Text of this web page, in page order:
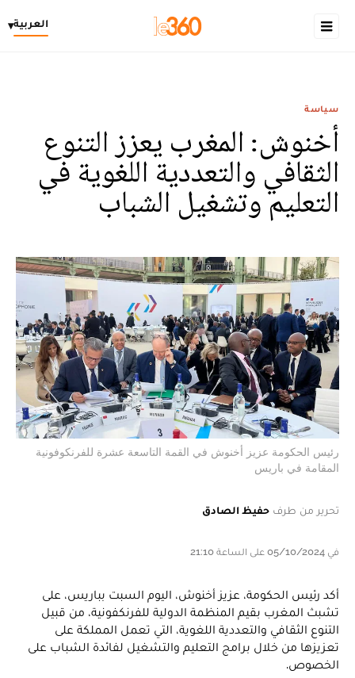
العربية▾
سياسة
أخنوش: المغرب يعزز التنوع
الثقافي والتعددية اللغوية في
التعليم وتشغيل الشباب
رئيس الحكومة عزيز أخنوش في القمة التاسعة عشرة للفرنكوفونية
المقامة في باريس
تحرير من طرف حفيظ الصادق
في 05/10/2024 على الساعة 21:10
أكد رئيس الحكومة، عزيز أخنوش، اليوم السبت بباريس، على
تشبث المغرب بقيم المنظمة الدولية للفرنكفونية، من قبيل
التنوع الثقافي والتعددية اللغوية، التي تعمل المملكة على
تعزيزها من خلال برامج التعليم والتشغيل لفائدة الشباب على
الخصوص.